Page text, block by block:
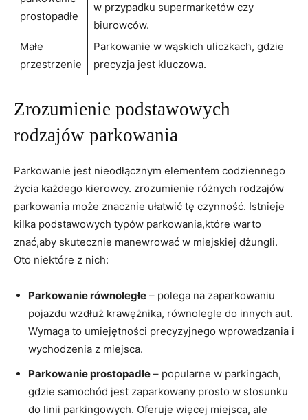
prostopadłe
w przypadku supermarketów czy
biurowców.
Małe
przestrzenie
Parkowanie w wąskich uliczkach, gdzie
precyzja jest kluczowa.
Zrozumienie podstawowych
rodzajów parkowania
Parkowanie jest nieodłącznym elementem codziennego
życia każdego kierowcy. zrozumienie różnych rodzajów
parkowania może znacznie ułatwić tę czynność. Istnieje
kilka podstawowych typów parkowania,które warto
znać,aby skutecznie manewrować w miejskiej dżungli.
Oto niektóre z nich:
Parkowanie równoległe – polega na zaparkowaniu
pojazdu wzdłuż krawężnika, równolegle do innych aut.
Wymaga to umiejętności precyzyjnego wprowadzania i
wychodzenia z miejsca.
Parkowanie prostopadłe – popularne w parkingach,
gdzie samochód jest zaparkowany prosto w stosunku
do linii parkingowych. Oferuje więcej miejsca, ale